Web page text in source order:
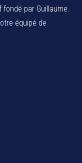
par Guillaume.
équipé de